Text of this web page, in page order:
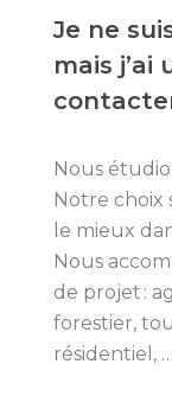
Je ne
mais j’ai
Nous
Notre choix
le mieux
Nous
de projet :
forestier,
résidentiel, …